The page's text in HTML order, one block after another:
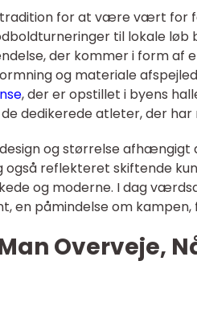
tradition for at være vært for
til lokale
der kommer i form af
og materiale
, der er opstillet i byens
dedikerede atleter, der
og størrelse
reflekteret skiftende
og moderne. I dag
en påmindelse om
Overveje,